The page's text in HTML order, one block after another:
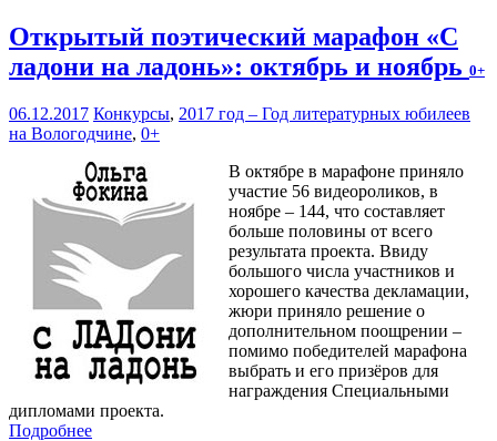
Открытый поэтический марафон «С
ладони на ладонь»: октябрь и ноябрь 0+
06.12.2017 Конкурсы, 2017 год – Год литературных юбилеев
на Вологодчине, 0+
В октябре в марафоне приняло
участие 56 видеороликов, в
ноябре – 144, что составляет
больше половины от всего
результата проекта. Ввиду
большого числа участников и
хорошего качества декламации,
жюри приняло решение о
дополнительном поощрении –
помимо победителей марафона
выбрать и его призёров для
награждения Специальными
дипломами проекта.
Подробнее